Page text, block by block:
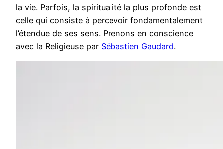
la vie. Parfois, la spiritualité la plus profonde est
celle qui consiste à percevoir fondamentalement
l’étendue de ses sens. Prenons en conscience
avec la Religieuse par Sébastien Gaudard.